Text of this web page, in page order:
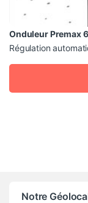
Onduleur Premax
Régulation
Notre